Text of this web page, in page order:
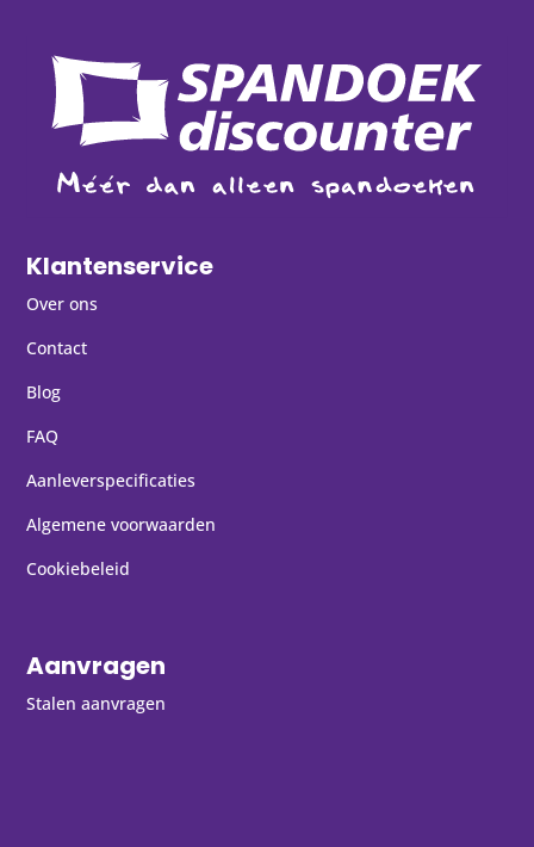
Klantenservice
Over ons
Contact
Blog
FAQ
Aanleverspecificaties
Algemene voorwaarden
Cookiebeleid
Aanvragen
Stalen aanvragen